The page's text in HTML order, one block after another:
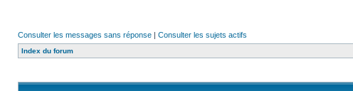
Consulter les messages sans réponse | Consulter les sujets actifs
Index du forum